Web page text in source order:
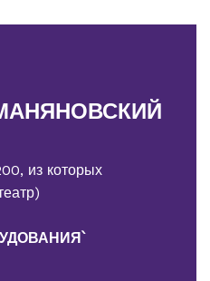
из которых